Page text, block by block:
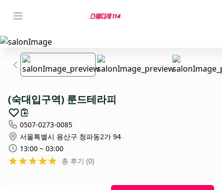
(숙대입구역) 룬드테라피
0507-0273-0085
서울특별시 용산구 청파동2가 94
13:00 ~ 03:00
총 후기 (0)